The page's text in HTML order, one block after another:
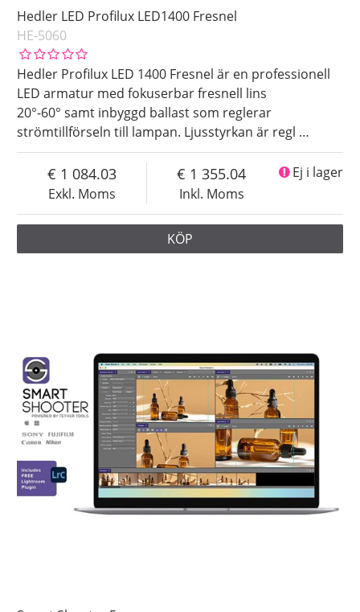
Hedler LED Profilux LED1400 Fresnel
HE-5060
Hedler Profilux LED 1400 Fresnel är en professionell
LED armatur med fokuserbar fresnell lins
20°-60° samt inbyggd ballast som reglerar
strömtillförseln till lampan. Ljusstyrkan är regl …
Exkl. Moms
1 084.03
Inkl. Moms
1 355.04 Ej i lager
KÖP